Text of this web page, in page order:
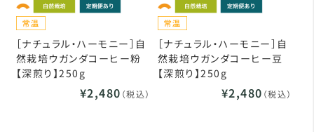
［ナチュラル・ハーモニー］自
然栽培ウガンダコーヒー粉
【深煎り】250g
¥2,480 （税込）
［ナチュラル・ハーモニー］自
然栽培ウガンダコーヒー豆
【深煎り】250g
¥2,480 （税込）